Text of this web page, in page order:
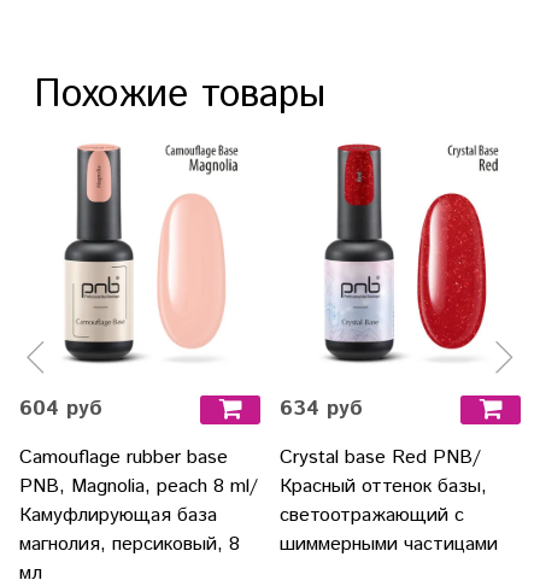
Похожие товары
604 руб
Camouflage rubber base
PNB, Magnolia, peach 8 ml/
Камуфлирующая база
магнолия, персиковый, 8
мл
634 руб
Crystal base Red PNB/
Красный оттенок базы,
светоотражающий с
шиммерными частицами